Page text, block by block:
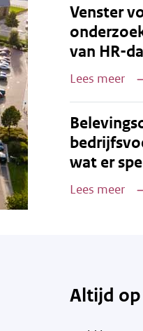
Venster
van HR-
Lees meer
wat er
Lees meer
Altijd